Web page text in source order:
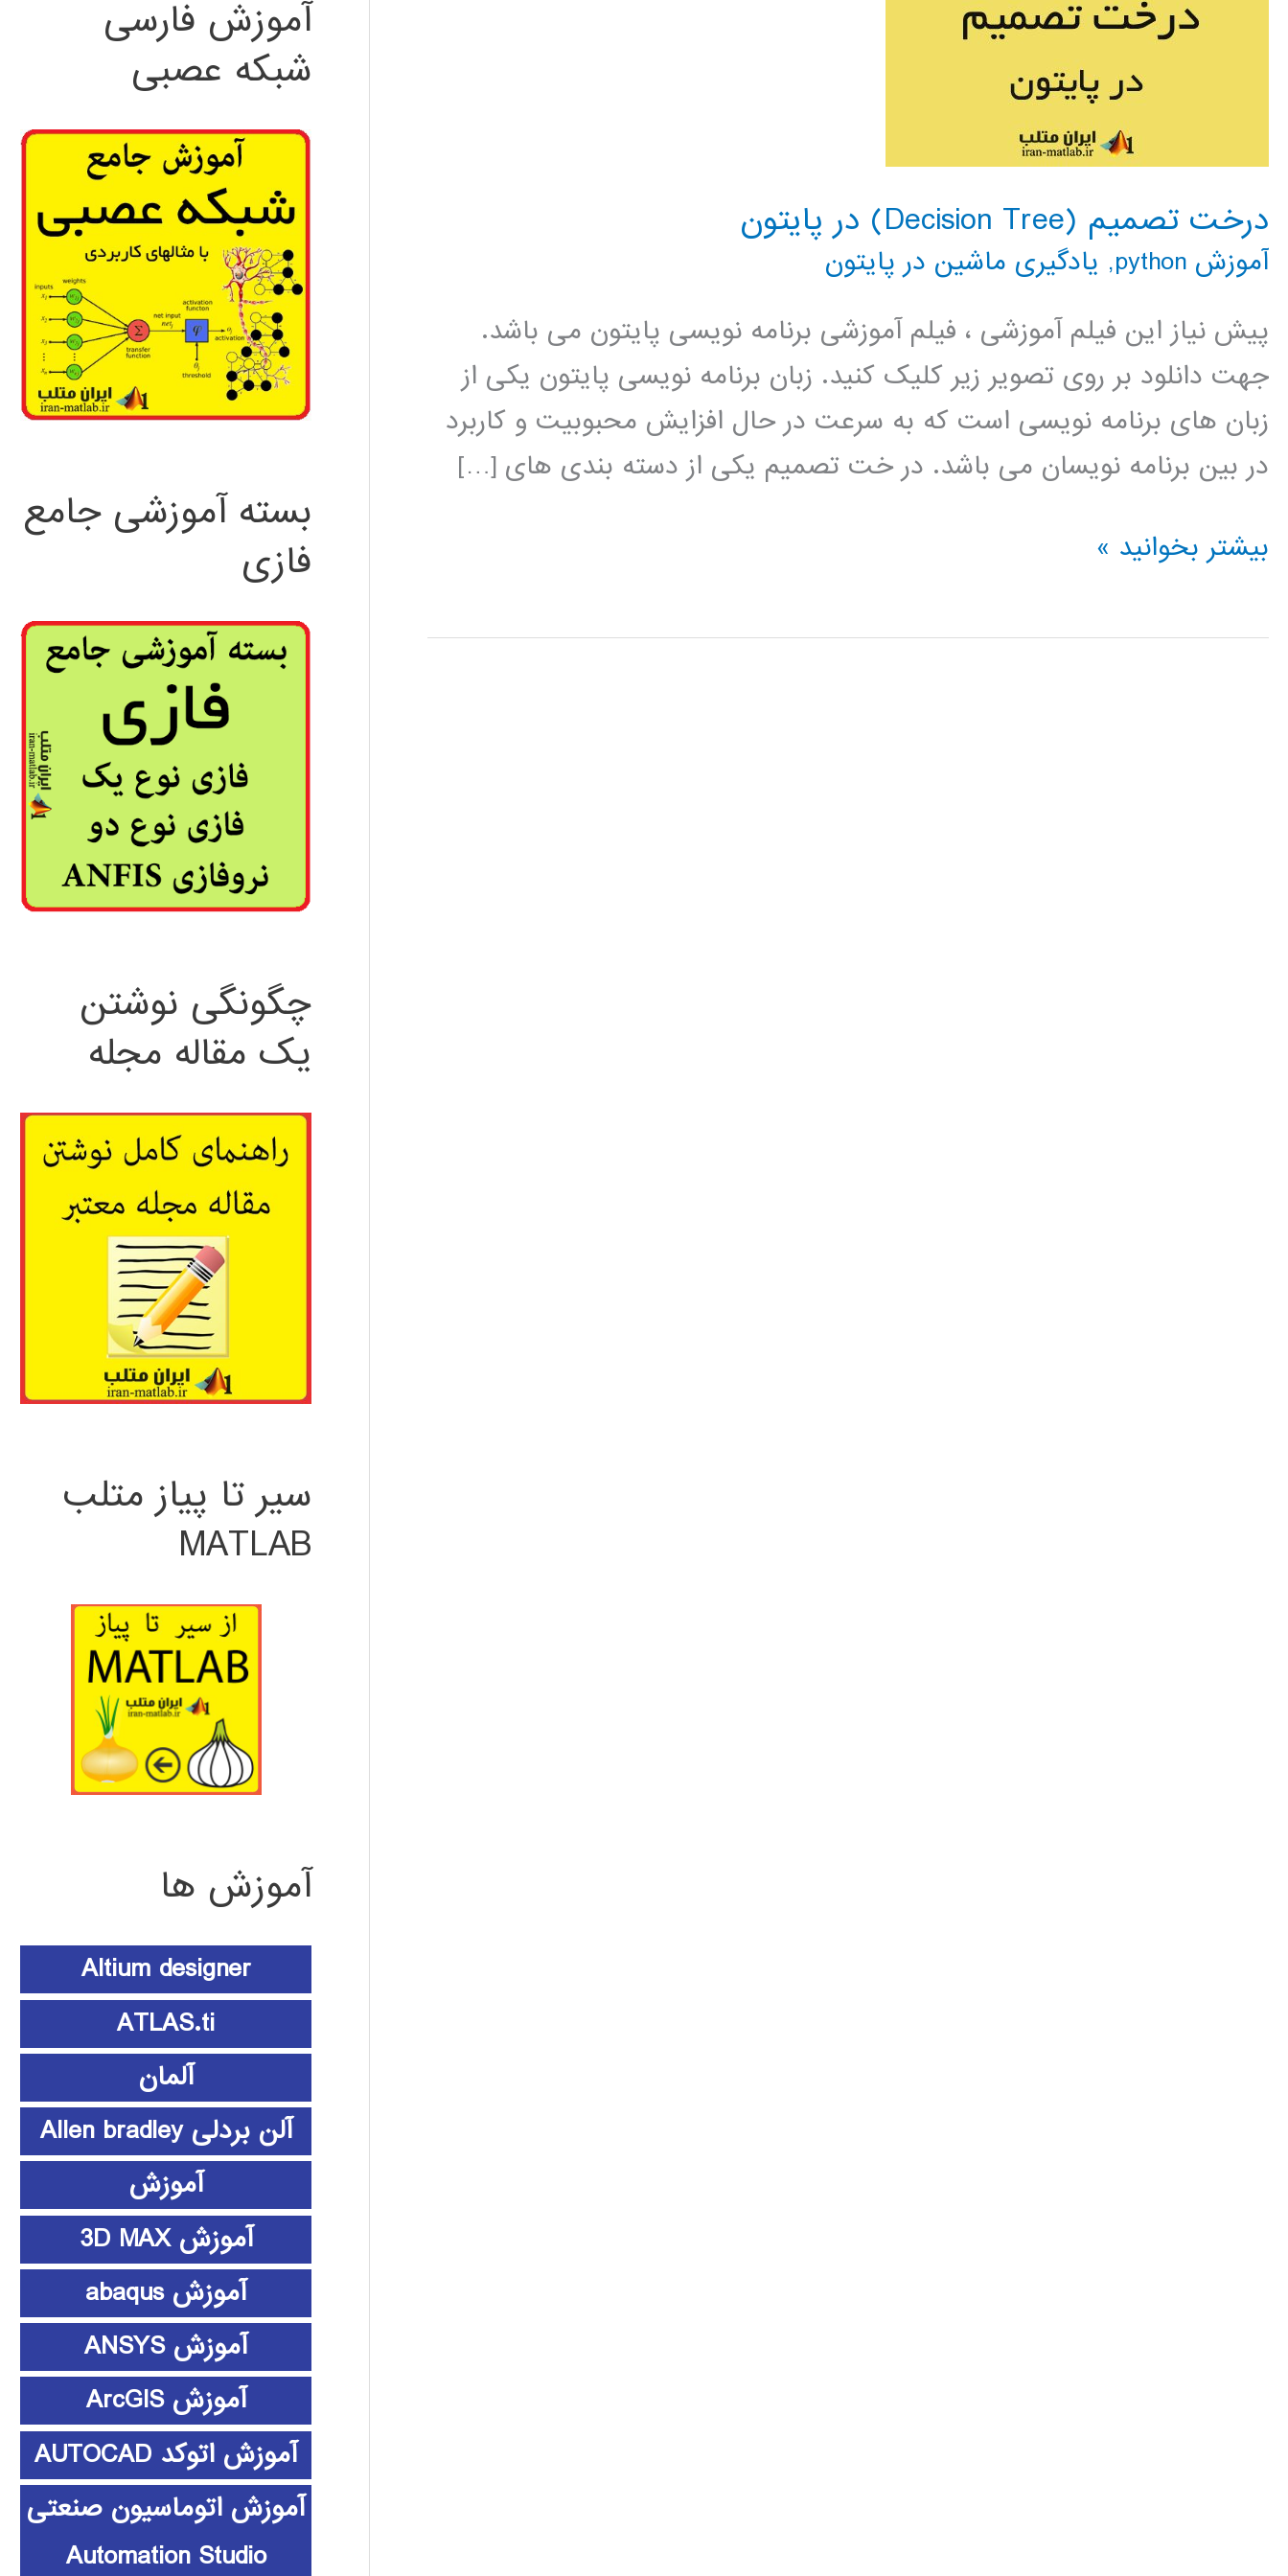
درخت تصمیم (Decision Tree) در پایتون
آموزش python , یادگیری ماشین در پایتون
پیش نیاز این فیلم آموزشی ، فیلم آموزشی برنامه نویسی پایتون می باشد.
جهت دانلود بر روی تصویر زیر کلیک کنید. زبان برنامه نویسی پایتون یکی از
زبان های برنامه نویسی است که به سرعت در حال افزایش محبوبیت و کاربرد
در بین برنامه نویسان می باشد. در خت تصمیم یکی از دسته بندی های […]
درخت
(Decision
بیشتر بخوانید »
آموزش فارسی
شبکه عصبی
بسته آموزشی جامع
فازی
چگونگی نوشتن
یک مقاله مجله
سیر تا پیاز متلب
MATLAB
آموزش ها
Altium designer
ATLAS.ti
آلمان
آلن بردلی Allen bradley
آموزش
آموزش 3D MAX
آموزش abaqus
آموزش ANSYS
آموزش ArcGIS
آموزش اتوکد AUTOCAD
آموزش اتوماسیون صنعتی
Automation Studio